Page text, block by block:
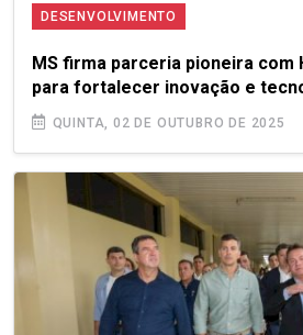
DESENVOLVIMENTO
MS firma parceria pioneira com
para fortalecer inovação e
QUINTA, 02 DE OUTUBRO DE 2025